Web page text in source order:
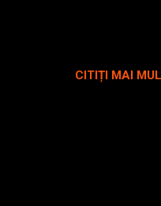
CITIȚI MAI